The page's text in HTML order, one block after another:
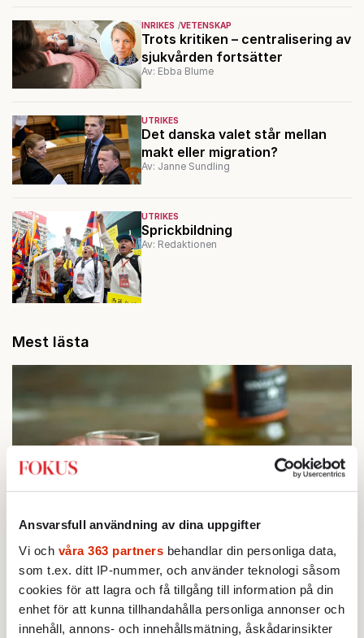
Ansvarsfull användning av dina uppgifter
Vi och våra 363 partners behandlar din personliga data,
som t.ex. ditt IP-nummer, och använder teknologi såsom
cookies för att lagra och få tillgång till information på din
enhet för att kunna tillhandahålla personliga annonser och
innehåll, annons- och innehållsmätning, åskådarinsikter
INRIKES VETENSKAP
Trots kritiken – centralisering av
sjukvården fortsätter
Av: Ebba Blume
UTRIKES
Det danska valet står mellan
makt eller migration?
Av: Janne Sundling
UTRIKES
Sprickbildning
Av: Redaktionen
Mest lästa
STICKET
1.Bitte Assarmo:Sagan om den lågbegåvade
ursprungsbefolkningen i Filipstad
KRÖNIKA
2.Frans Wachtmeister:Ja, AC är ett hot mot den